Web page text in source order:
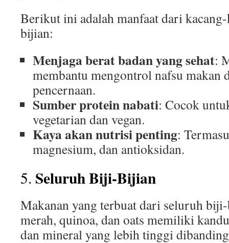
Berikut ini adalah manfaat dari
bijian:
Menjaga berat badan yang sehat:
membantu mengontrol nafsu makan
pencernaan.
Sumber protein nabati: Cocok
vegetarian dan vegan.
Kaya akan nutrisi penting:
magnesium, dan antioksidan.
5. Seluruh Biji-Bijian
Makanan yang terbuat dari seluruh
merah, quinoa, dan oats memiliki
dan mineral yang lebih tinggi